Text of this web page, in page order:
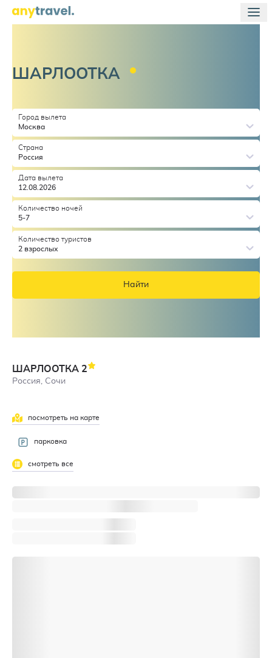
ШАРЛООТКА
Город вылета
Москва
Страна
Россия
Дата вылета
12.08.2026
Количество ночей
5-7
Количество туристов
2 взрослых
Найти
ШАРЛООТКА 2
Россия, Сочи
посмотреть на карте
парковка
смотреть все